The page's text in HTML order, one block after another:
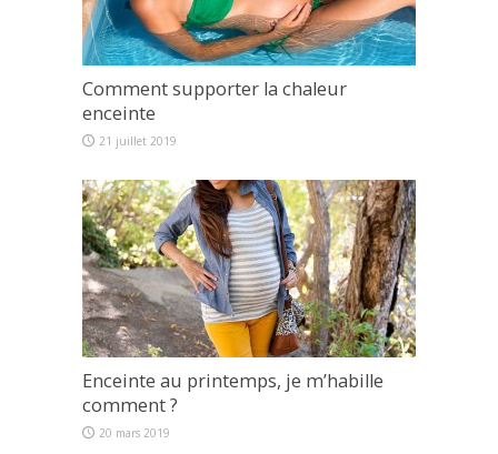
Comment supporter la chaleur
enceinte
21 juillet 2019
Enceinte au printemps, je m’habille
comment ?
20 mars 2019